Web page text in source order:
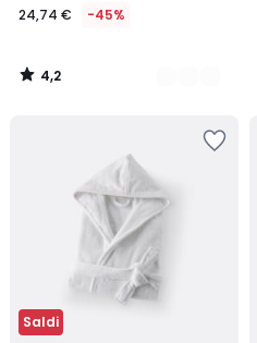
24,74 € -45%
4,2
/
Saldi